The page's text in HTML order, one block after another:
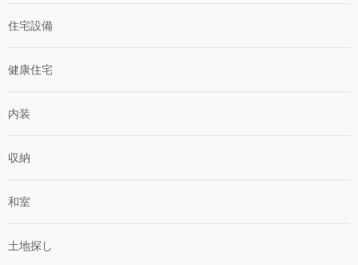
住宅設備
健康住宅
内装
収納
和室
土地探し